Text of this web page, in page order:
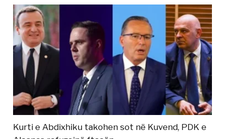
Kurti e Abdixhiku takohen sot në Kuvend, PDK e